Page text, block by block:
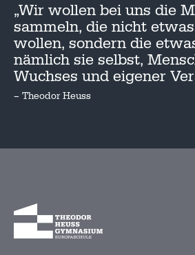
„Wir wollen bei uns die
sammeln, die nicht
wollen, sondern die
nämlich sie selbst,
Wuchses und eigener
– Theodor Heuss